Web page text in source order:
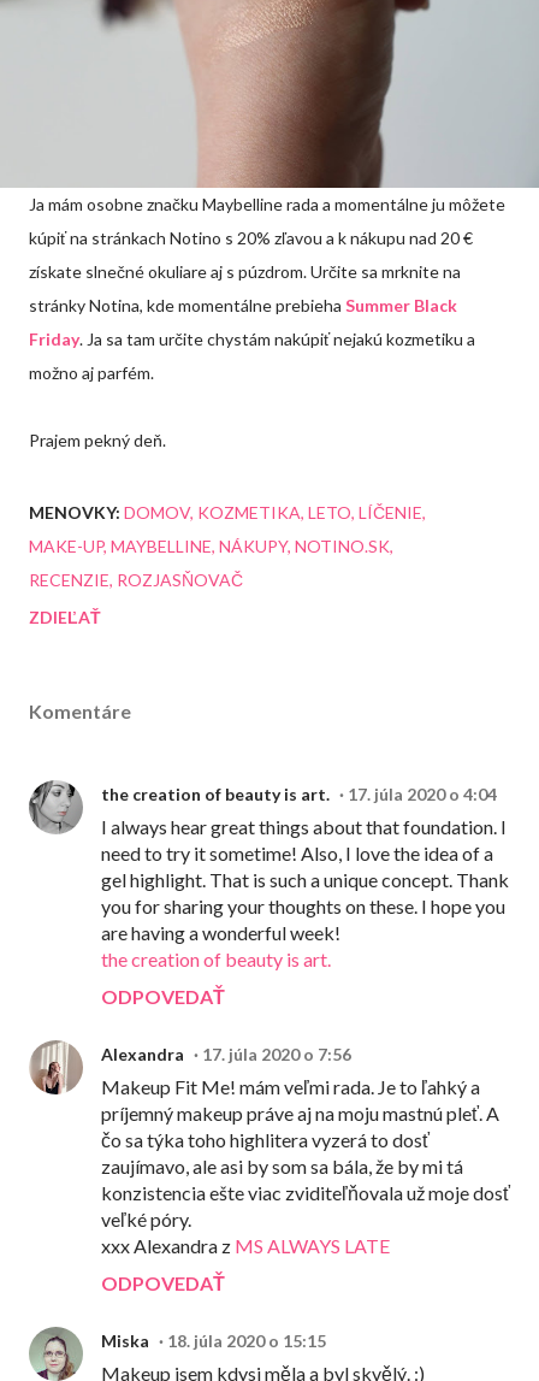
Ja mám osobne značku Maybelline rada a momentálne ju môžete
kúpiť na stránkach Notino s 20% zľavou a k nákupu nad 20 €
získate slnečné okuliare aj s púzdrom. Určite sa mrknite na
stránky Notina, kde momentálne prebieha Summer Black
Friday. Ja sa tam určite chystám nakúpiť nejakú kozmetiku a
možno aj parfém.
Prajem pekný deň.
MENOVKY: DOMOV KOZMETIKA LETO LÍČENIE
MAKE-UP MAYBELLINE NÁKUPY NOTINO.SK
RECENZIE ROZJASŇOVAČ
ZDIEĽAŤ
Komentáre
the creation of beauty is art. 17. júla 2020 o 4:04
I always hear great things about that foundation. I
need to try it sometime! Also, I love the idea of a
gel highlight. That is such a unique concept. Thank
you for sharing your thoughts on these. I hope you
are having a wonderful week!
the creation of beauty is art.
ODPOVEDAŤ
Alexandra 17. júla 2020 o 7:56
Makeup Fit Me! mám veľmi rada. Je to ľahký a
príjemný makeup práve aj na moju mastnú pleť. A
čo sa týka toho highlitera vyzerá to dosť
zaujímavo, ale asi by som sa bála, že by mi tá
konzistencia ešte viac zviditeľňovala už moje dosť
veľké póry.
xxx Alexandra z MS ALWAYS LATE
ODPOVEDAŤ
Miska 18. júla 2020 o 15:15
Makeup jsem kdysi měla a byl skvělý. :)